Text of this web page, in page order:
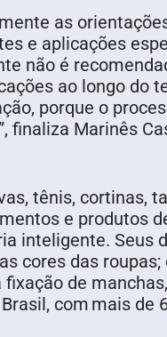
as
e aplicações
não é
ao longo do
porque o
finaliza Marinês
tênis, cortinas,
e produtos
inteligente.
cores das
de
com mais